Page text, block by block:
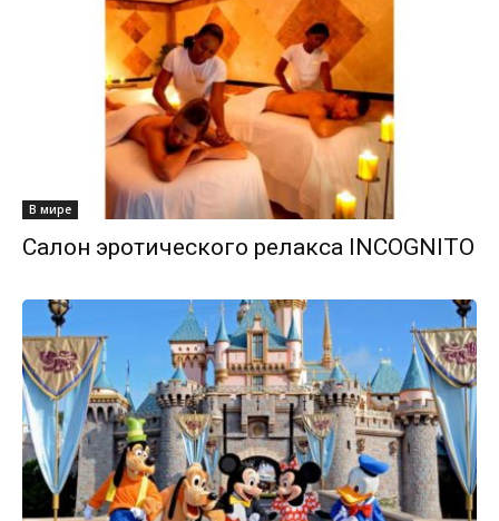
В мире
Салон эротического релакса INCOGNITO